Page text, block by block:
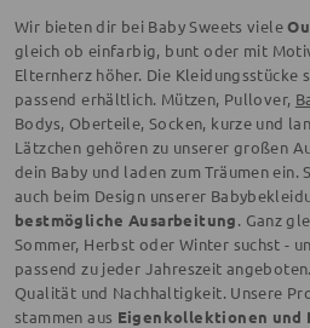
Wir bieten dir bei Baby Sweets viele
gleich ob einfarbig, bunt oder mit
Elternherz höher. Die Kleidungsstücke
passend erhältlich. Mützen, Pullover,
Bodys, Oberteile, Socken, kurze und
Lätzchen gehören zu unserer großen
dein Baby und laden zum Träumen
auch beim Design unserer
bestmögliche Ausarbeitung. Ganz
Sommer, Herbst oder Winter suchst -
passend zu jeder Jahreszeit
Qualität und Nachhaltigkeit. Unsere
stammen aus Eigenkollektionen und